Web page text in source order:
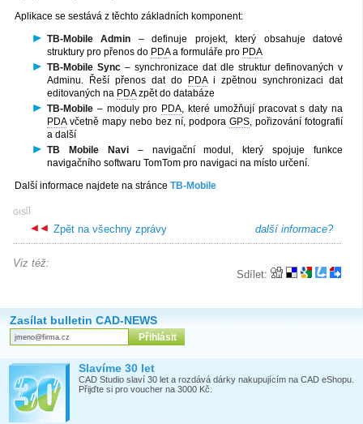
Aplikace se sestává z těchto základních komponent:
TB-Mobile Admin – definuje projekt, který obsahuje datové
struktury pro přenos do PDAa formuláře pro PDA
TB-Mobile Sync – synchronizace dat dle struktur definovaných v
Adminu. Řeší přenos dat do
PDAi zpětnou synchronizaci dat
editovaných na PDAzpět do databáze
TB-Mobile – moduly pro PDA, které umožňují pracovat s daty na
PDAvčetně mapy nebo bez ní, podpora GPS, pořizování fotografií
a další
TB Mobile Navi– navigační modul, který spojuje funkce
navigačního softwaru TomTom pro navigaci na místo určení.
Další informace najdete na stránce TB-Mobile
[
GIS ]
další informace?
Zpět na všechny zprávy
Sdílet:
Viz též:
Zasílat bulletin CAD-NEWS
Slavíme 30 let
CAD Studio slaví 30 let a rozdává dárky nakupujícím na CAD eShopu.
Přijďte si pro voucher na 3000 Kč.